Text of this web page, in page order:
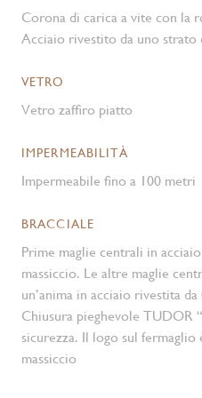
Corona di carica a vite con la
Acciaio rivestito da uno
VETRO
Vetro zaffiro piatto
IMPERMEABILITÀ
Impermeabile fino a 100 metri
BRACCIALE
Prime maglie centrali in
massiccio. Le altre maglie
un’anima in acciaio rivestita
Chiusura pieghevole TUDOR
sicurezza. Il logo sul
massiccio